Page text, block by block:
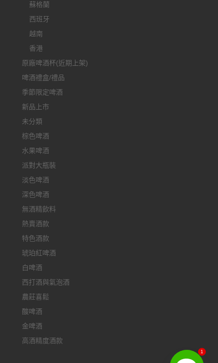
蘇格蘭
西班牙
越南
香港
原廠啤酒杯(近期上架)
啤酒禮盒/禮品
季節限定啤酒
新品上市
未分類
棕色啤酒
水果啤酒
派對大瓶裝
淡色啤酒
深色啤酒
無酒精飲料
熱賣酒款
特色酒款
琥珀紅啤酒
白啤酒
西打酒與氣泡酒
農莊喜鬆
酸啤酒
金啤酒
高酒精度酒款
1